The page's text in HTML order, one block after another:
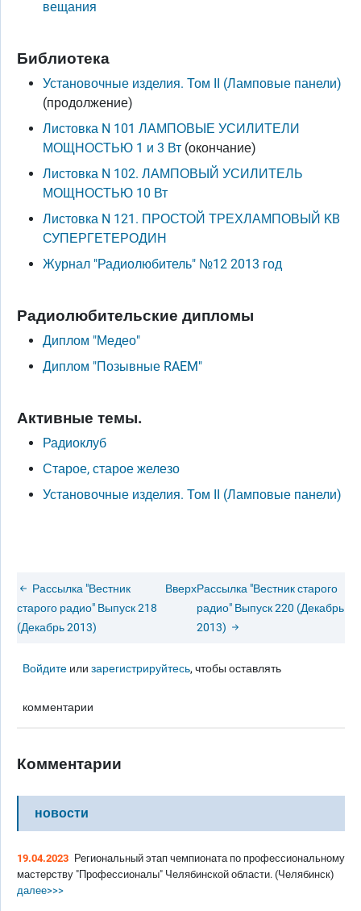
вещания
Библиотека
Установочные изделия. Том II (Ламповые панели)
(продолжение)
Листовка N 101 ЛАМПОВЫЕ УСИЛИТЕЛИ
МОЩНОСТЬЮ 1 и 3 Вт (окончание)
Листовка N 102. ЛАМПОВЫЙ УСИЛИТЕЛЬ
МОЩНОСТЬЮ 10 Вт
Листовка N 121. ПРОСТОЙ ТРЕХЛАМПОВЫЙ KB
СУПЕРГЕТЕРОДИН
Журнал "Радиолюбитель" №12 2013 год
Радиолюбительские дипломы
Диплом "Медео"
Диплом "Позывные RAEM"
Активные темы.
Радиоклуб
Старое, старое железо
Установочные изделия. Том II (Ламповые панели)
Рассылка "Вестник
старого радио" Выпуск 218
(Декабрь 2013)
ВверхРассылка "Вестник старого
радио" Выпуск 220 (Декабрь
2013)
Войдите илизарегистрируйтесь, чтобы оставлять
комментарии
Комментарии
новости
19.04.2023 Региональный этап чемпионата по профессиональному
мастерству "Профессионалы" Челябинской области. (Челябинск)
далее>>>